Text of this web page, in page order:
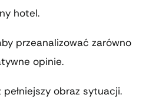
hotel.
przeanalizować zarówno
opinie.
obraz sytuacji.